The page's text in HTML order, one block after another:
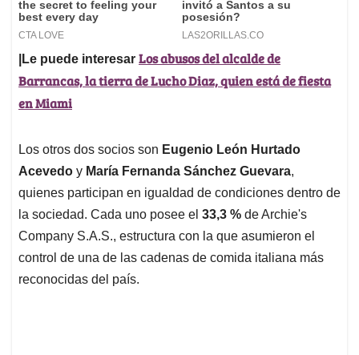
|Le puede interesar Los abusos del alcalde de
Barrancas, la tierra de Lucho Diaz, quien está de fiesta
en Miami
Los otros dos socios son Eugenio León Hurtado
Acevedo y María Fernanda Sánchez Guevara,
quienes participan en igualdad de condiciones dentro de
la sociedad. Cada uno posee el 33,3 % de Archie's
Company S.A.S., estructura con la que asumieron el
control de una de las cadenas de comida italiana más
reconocidas del país.